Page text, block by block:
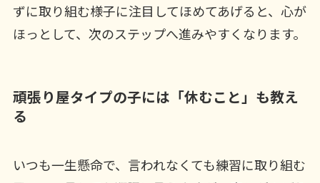
ずに取り組む様子に注目してほめてあげると、心が
ほっとして、次のステップへ進みやすくなります。
頑張り屋タイプの子には「休むこと」も教え
る
いつも一生懸命で、言われなくても練習に取り組む